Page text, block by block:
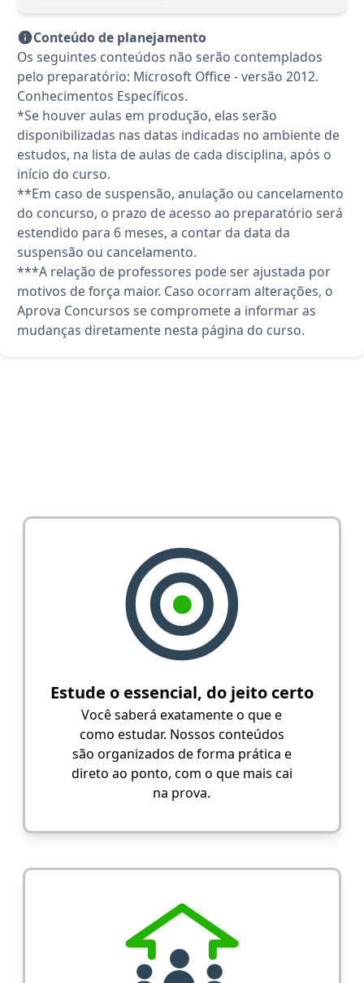
Conteúdo de planejamento
Os seguintes conteúdos não serão contemplados
pelo preparatório: Microsoft Office - versão 2012.
Conhecimentos Específicos.
*Se houver aulas em produção, elas serão
disponibilizadas nas datas indicadas no ambiente de
estudos, na lista de aulas de cada disciplina, após o
início do curso.
**Em caso de suspensão, anulação ou cancelamento
do concurso, o prazo de acesso ao preparatório será
estendido para 6 meses, a contar da data da
suspensão ou cancelamento.
***A relação de professores pode ser ajustada por
motivos de força maior. Caso ocorram alterações, o
Aprova Concursos se compromete a informar as
mudanças diretamente nesta página do curso.
Estude o essencial, do jeito certo
Você saberá exatamente o que e
como estudar. Nossos conteúdos
são organizados de forma prática e
direto ao ponto, com o que mais cai
na prova.